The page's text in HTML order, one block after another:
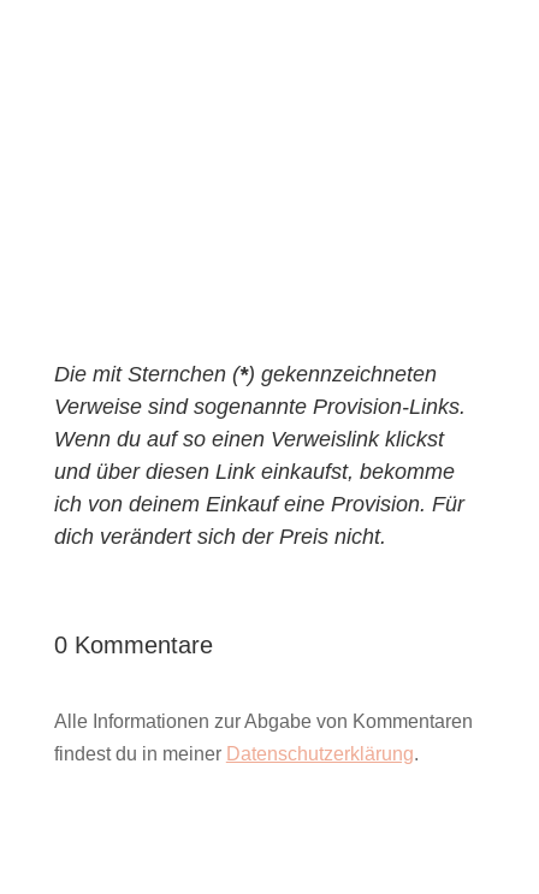
Die mit Sternchen (*) gekennzeichneten
Verweise sind sogenannte Provision-Links.
Wenn du auf so einen Verweislink klickst
und über diesen Link einkaufst, bekomme
ich von deinem Einkauf eine Provision. Für
dich verändert sich der Preis nicht.
0 Kommentare
Alle Informationen zur Abgabe von Kommentaren
findest du in meiner Datenschutzerklärung.